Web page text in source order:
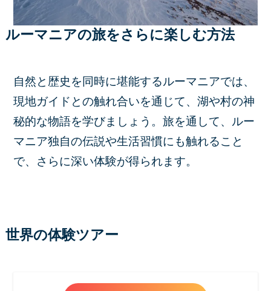
ルーマニアの旅をさらに楽しむ方法
自然と歴史を同時に堪能するルーマニアでは、
現地ガイドとの触れ合いを通じて、湖や村の神
秘的な物語を学びましょう。旅を通して、ルー
マニア独自の伝説や生活習慣にも触れること
で、さらに深い体験が得られます。
世界の体験ツアー